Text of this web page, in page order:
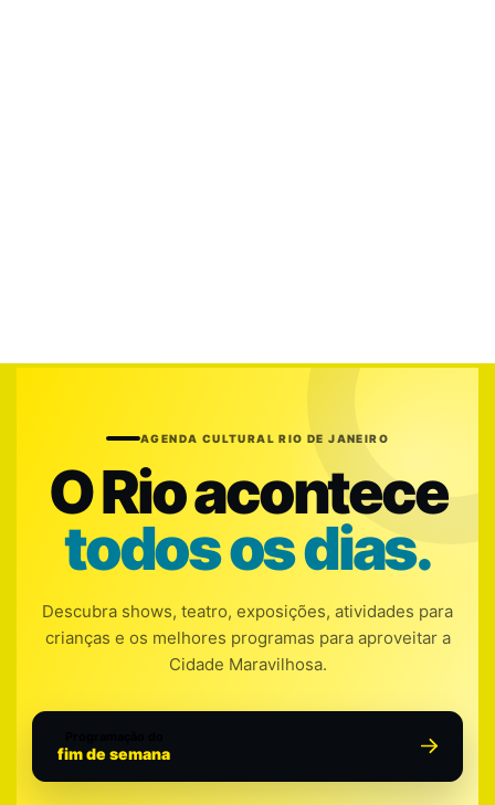
AGENDA CULTURAL RIO DE JANEIRO
O Rio acontece
todos os dias.
Descubra shows, teatro, exposições, atividades para
crianças e os melhores programas para aproveitar a
Cidade Maravilhosa.
fim de semana